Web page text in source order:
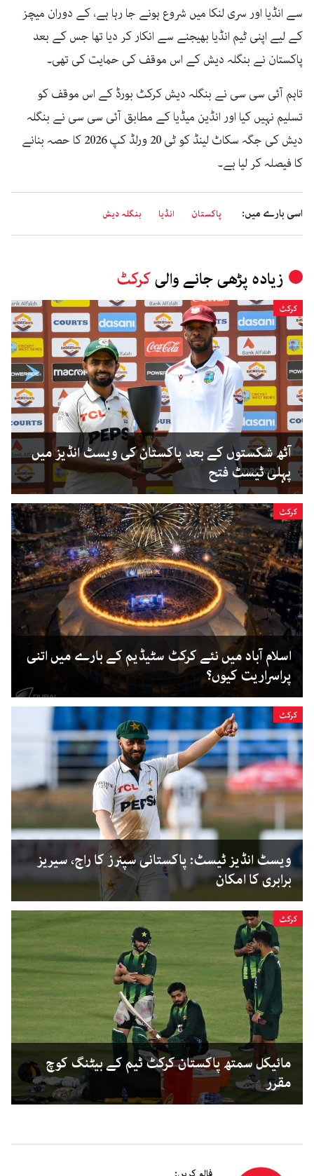
سے انڈیا اور سری لنکا میں شروع ہونے جا رہا ہے، کے دوران میچز
کے لیے اپنی ٹیم انڈیا بھیجنے سے انکار کر دیا تھا جس کے بعد
پاکستان نے بنگلہ دیش کے اس موقف کی حمایت کی تھی۔
تاہم آئی سی سی نے بنگلہ دیش کرکٹ بورڈ کے اس موقف کو
تسلیم نہیں کیا اور انڈین میڈیا کے مطابق آئی سی سی نے بنگلہ
دیش کی جگہ سکاٹ لینڈ کو ٹی 20 ورلڈ کپ 2026 کا حصہ بنانے
کا فیصلہ کر لیا ہے۔
اسی بارے میں: پاکستان انڈیا بنگلہ دیش
زیادہ پڑھی جانے والیکرکٹ
کرکٹ
آٹھ شکستوں کے بعد پاکستان کی ویسٹ انڈیز میں
پہلی ٹیسٹ فتح
کرکٹ
اسلام آباد میں نئے کرکٹ سٹیڈیم کے بارے میں اتنی
پراسراریت کیوں؟
کرکٹ
ویسٹ انڈیز ٹیسٹ: پاکستانی سپنرز کا راج، سیریز
برابری کا امکان
کرکٹ
مائیکل سمتھ پاکستان کرکٹ ٹیم کے بیٹنگ کوچ
مقرر